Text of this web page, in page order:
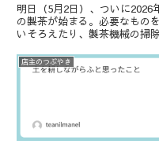
明日（5月2日）、ついに2026
の製茶が始まる。必要なもの
いそろえたり、製茶機械の掃
り、筍取り…※筍取りに関し
竹林が隣にあるような畑の方に
店主のつぶやき